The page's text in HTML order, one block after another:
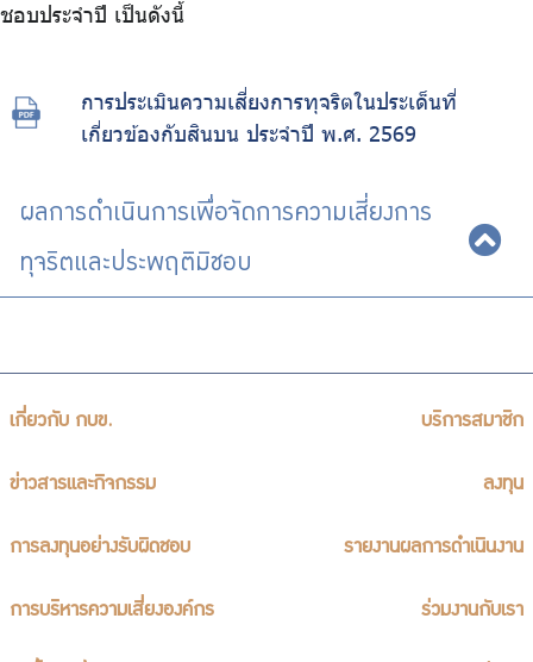
ชอบประจำปี เป็นดังนี้
การประเมินความเสี่ยงการทุจริตในประเด็นที่
เกี่ยวข้องกับสินบน ประจำปี พ.ศ. 2569
ผลการดำเนินการเพื่อจัดการความเสี่ยงการ
ทุจริตและประพฤติมิชอบ
เกี่ยวกับ กบข. บริการสมาชิก
ข่าวสารและกิจกรรม ลงทุน
การลงทุนอย่างรับผิดชอบ รายงานผลการดำเนินงาน
การบริหารความเสี่ยงองค์กร ร่วมงานกับเรา